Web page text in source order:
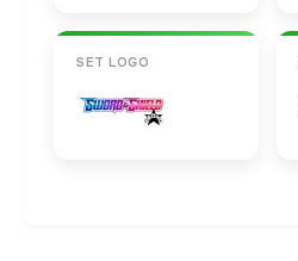
SET LOGO